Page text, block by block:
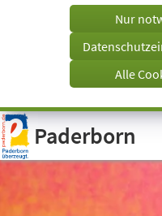
Visuelle
Assistenzsoftware
öffnen.
Nur
Alle
Paderborn